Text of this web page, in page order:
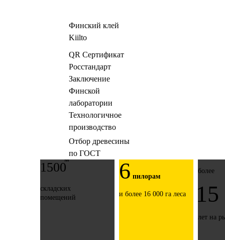
1500
м²
складских
помещений
6 пилорам
и более 16 000 га леса
более
15
лет на
Финский клей
Kiilto
QR Сертификат
Росстандарт
Заключение
Финской
лаборатории
Технологичное
производство
Отбор древесины
по ГОСТ